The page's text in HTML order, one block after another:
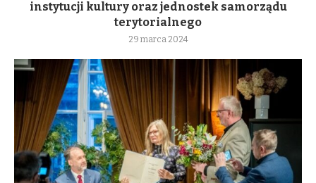
instytucji kultury oraz jednostek samorządu
terytorialnego
29 marca 2024